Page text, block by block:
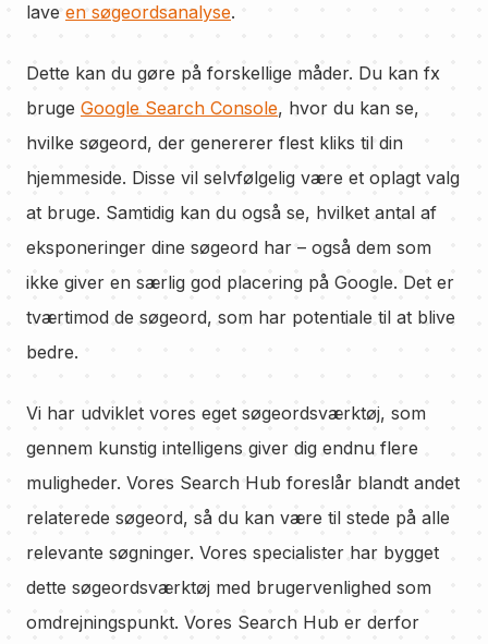
lave en søgeordsanalyse.
Dette kan du gøre på forskellige måder. Du kan fx
bruge Google Search Console, hvor du kan se,
hvilke søgeord, der genererer flest kliks til din
hjemmeside. Disse vil selvfølgelig være et oplagt valg
at bruge. Samtidig kan du også se, hvilket antal af
eksponeringer dine søgeord har – også dem som
ikke giver en særlig god placering på Google. Det er
tværtimod de søgeord, som har potentiale til at blive
bedre.
Vi har udviklet vores eget søgeordsværktøj, som
gennem kunstig intelligens giver dig endnu flere
muligheder. Vores Search Hub foreslår blandt andet
relaterede søgeord, så du kan være til stede på alle
relevante søgninger. Vores specialister har bygget
dette søgeordsværktøj med brugervenlighed som
omdrejningspunkt. Vores Search Hub er derfor